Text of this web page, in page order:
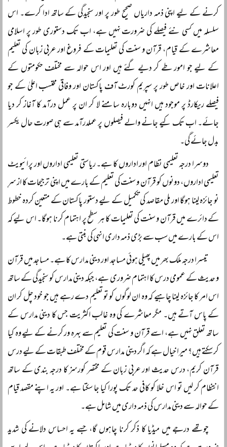
کرنے کے لیے اپنی ذمہ داریاں صحیح طور پر اور سنجیدگی کے ساتھ ادا کرے۔ اس
سلسلہ میں کسی نئے فیصلے کی ضرورت نہیں ہے، اب تک دستوری طور پر اسلامی
معاشرے کے قیام، قرآن و سنت کی تعلیمات کے فروغ اور عربی زبان کی تعلیم
کے لیے جو امور طے کر دیے گئے ہیں اور اس حوالہ سے مختلف حکومتوں کے
اعلانات اور خاص طور پر سپریم کورٹ آف پاکستان اور وفاقی محتسب اعلیٰ کے جو
فیصلے ریکارڈ پر موجود ہیں انہیں دوبارہ سامنے لا کر ان پر عمل درآمد کا آغاز کر دیا
جائے۔ اب تک کیے جانے والے فیصلوں پر عملدرآمد سے ہی صورت حال یکسر
بدل جائے گی۔
دوسرا درجہ تعلیمی نظام اور اداروں کا ہے۔ ریاستی تعلیمی اداروں اور پرائیویٹ
تعلیمی اداروں، دونوں کو قرآن و سنت کی تعلیم کے بارے میں اپنی ترجیحات کا از سرِ
نو جائزہ لینا ہوگا اور ملی مقاصد کی تکمیل کے لیے دستور پاکستان کے متعین کردہ خطوط
کے دائرے میں قرآن و سنت کی تعلیمات کا ہر سطح پر اہتمام کرنا ہوگا۔ اس لیے کہ
اس کے بارے میں سب سے بڑی ذمہ داری انہی کی بنتی ہے۔
تیسرا درجہ ملک بھر میں پھیلی ہوئی مساجد اور دینی مدارس کا ہے۔ مساجد میں قرآن
و حدیث کے عمومی درس کا اہتمام ضروری ہے، جبکہ دینی مدارس کو سنجیدگی کے ساتھ
اس امر کا جائزہ لینا چاہیے کہ وہ ان لوگوں کو تو تعلیم دے رہے ہیں جو خود چل کر ان
کے پاس آتے ہیں۔ مگر معاشرے کی وہ غالب اکثریت جس کا دینی مدارس کے
ساتھ تعلق نہیں ہے، اسے قرآن و سنت کی تعلیم سے بہرہ ور کرنے کے لیے وہ کیا
کر سکتے ہیں؟ میرا خیال ہے کہ اگر دینی مدارس قوم کے مختلف طبقات کے لیے درس
قرآن کریم، درس حدیث اور عربی زبان کے مختصر کورسز کا درجہ بندی کے ساتھ
انتظام کر لیں تو اس خلا کو کافی حد تک پورا کیا جا سکتا ہے۔ اور یہ اپنے مقصد قیام
کے حوالہ سے دینی مدارس کی ذمہ داری میں شامل ہے۔
چوتھے درجے میں میڈیا کا ذکر کرنا چاہوں گا، جسے یہ احساس دلانے کی شدید